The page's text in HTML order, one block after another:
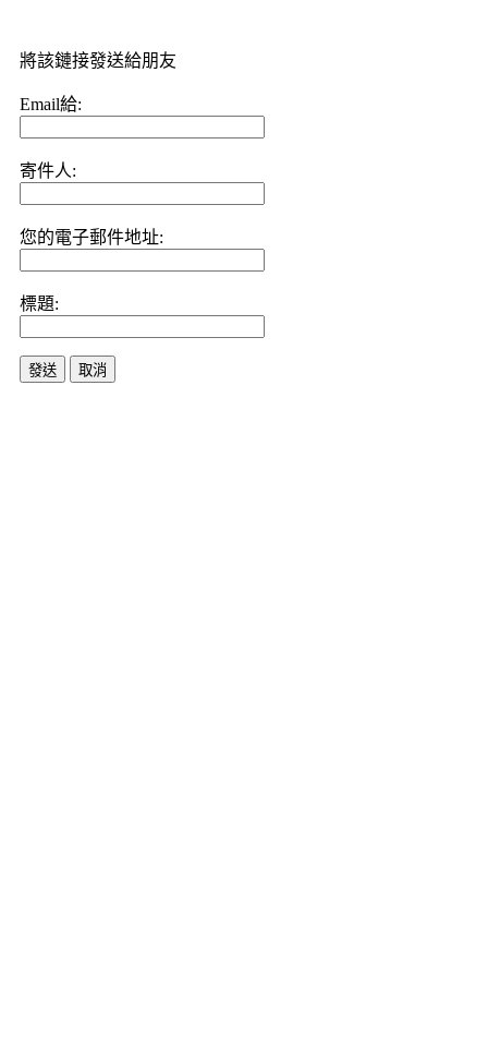
將該鏈接發送給朋友
Email給:
寄件人:
您的電子郵件地址:
標題:
發送 取消